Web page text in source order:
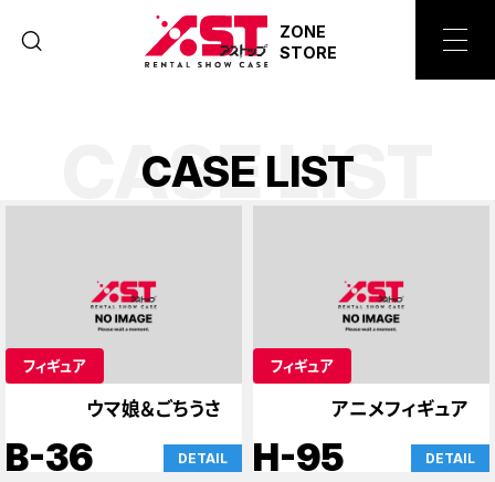
ZONE
STORE
CASE LIST
CASE LIST
フィギュア
ウマ娘＆ごちうさ
B-36 DETAIL
フィギュア
アニメフィギュア
H-95 DETAIL